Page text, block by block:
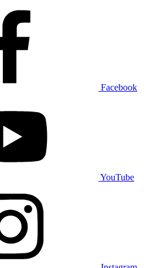
Facebook
YouTube